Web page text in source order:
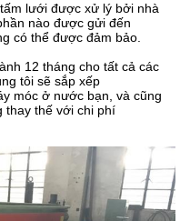
lưới được xử lý bởi nhà
nào được gửi đến
có thể được đảm bảo.
12 tháng cho tất cả các
tôi sẽ sắp xếp
móc ở nước bạn, và cũng
thay thế với chi phí